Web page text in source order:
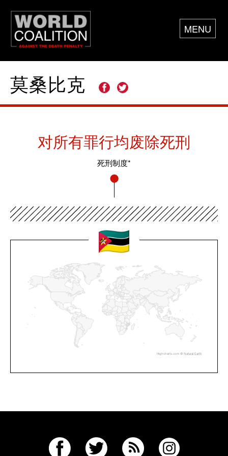
MENU
莫桑比克
对所有罪行均废除死刑
死刑制度*
Highcharts.com © Natural Earth